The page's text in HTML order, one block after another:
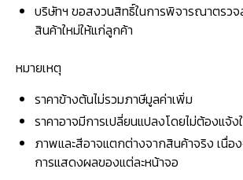
บริษัทฯ ขอสงวนสิทธิ์ในการพิจารณาตรว
สินค้าใหม่ให้แก่ลูกค้า
หมายเหตุ
ราคาข้างต้นไม่รวมภาษีมูลค่าเพิ่ม
ราคาอาจมีการเปลี่ยนแปลงโดยไม่ต้องแจ้ง
ภาพและสีอาจแตกต่างจากสินค้าจริง เนื่อ
การแสดงผลของแต่ละหน้าจอ